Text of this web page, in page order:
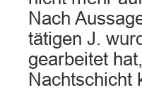
Nach
tätigen J.
gearbeitet
Nachtschicht